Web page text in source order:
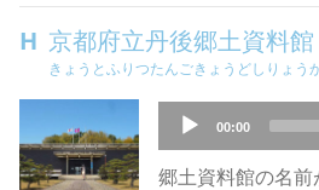
文化財に指定さ
じめ8棟が国の重
ます。
庭園には30匹以上
な2匹は「みか
れることができま
麓の駐車場からは
分もかからず歩い
きるので、夏場
地元の人や観光客
とお遷りの後、天
る彦火明命を主祭
ます。
本殿の高欄上（
色の座玉が耀い
神宮と籠神社に
H 京都府立丹後郷土資料館
きょうとふりつたんごきょうどしりょう
Audio
Player
00:00
郷土資料館の名